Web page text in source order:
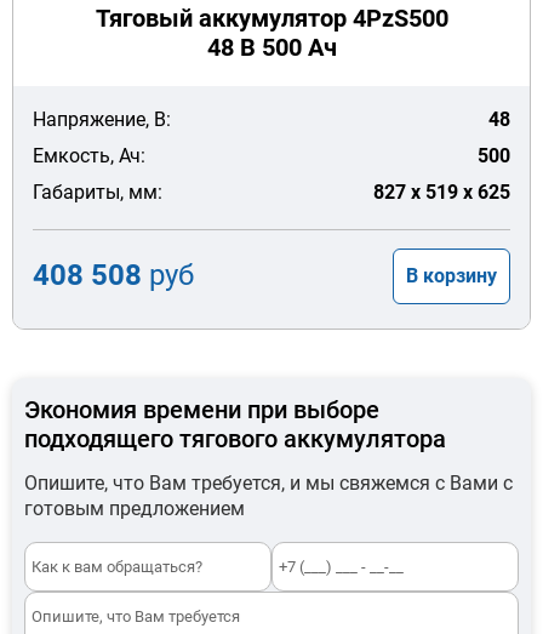
Тяговый аккумулятор 4PzS500
48 В 500 Ач
Напряжение, В:
48
Емкость, Ач:
500
Габариты, мм:
827 x 519 x 625
408 508 руб В корзину
Экономия времени при выборе
подходящего тягового аккумулятора
Опишите, что Вам требуется, и мы свяжемся с Вами с
готовым предложением